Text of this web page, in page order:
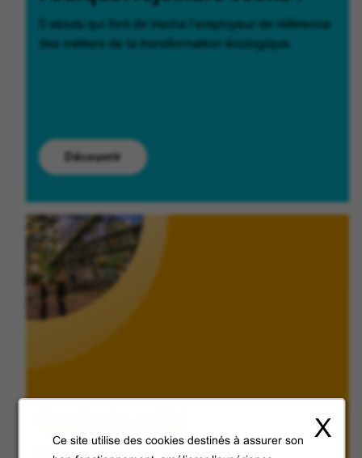
X
Ce site utilise des cookies destinés à assurer son
Découvrir
Découvrez en images le Groupe Veolia.